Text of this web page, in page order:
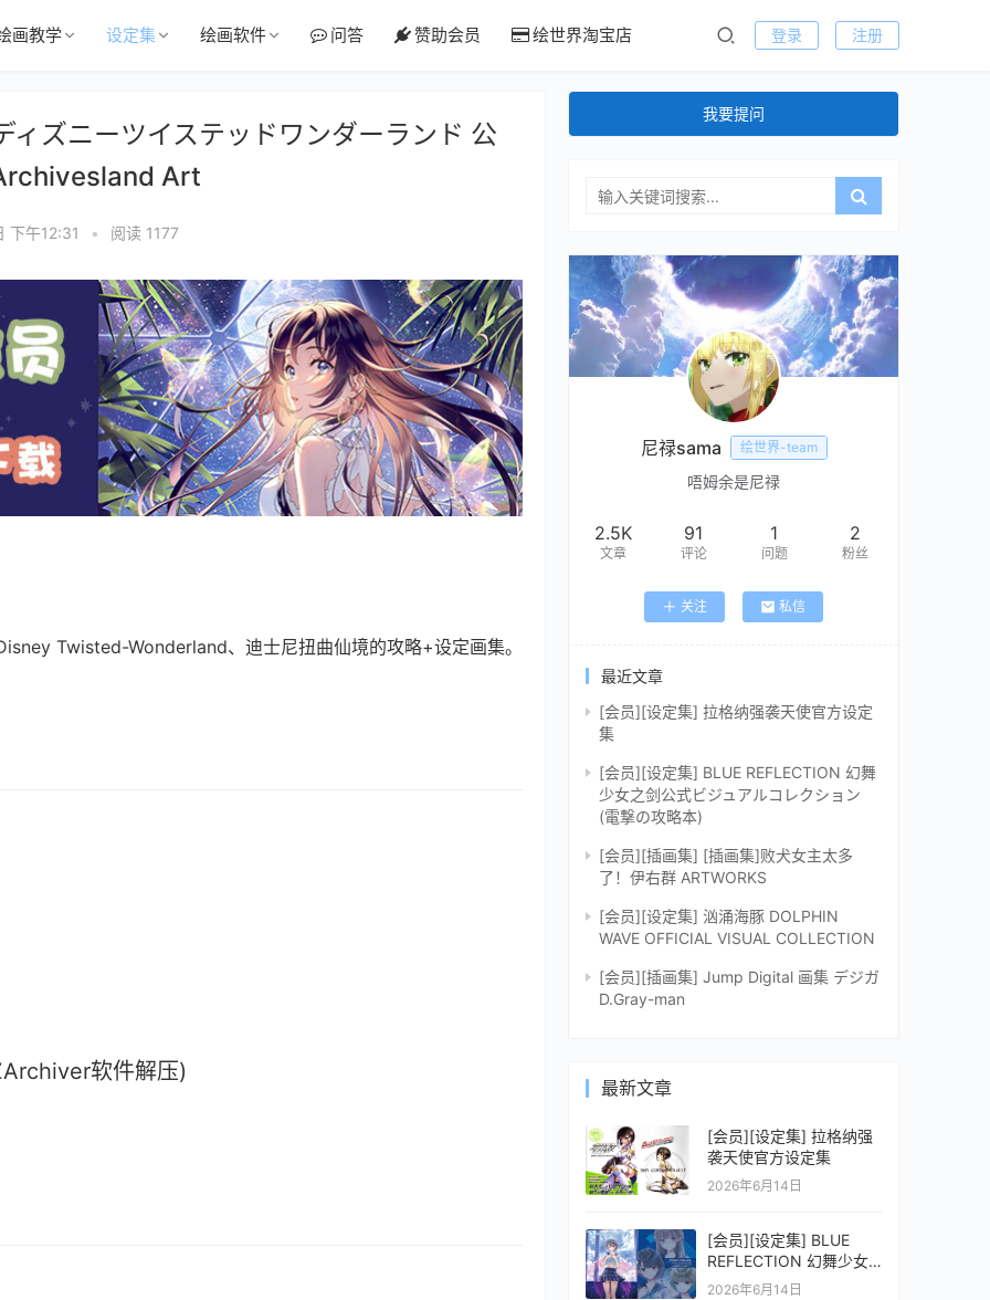
画教学 设定集 绘画软件 问答 赞助会员 绘世界淘宝店 登录 注册
ズニーツイステッドワンダーランド 公
Art
下午12:31 • 阅读 1177
Twisted-Wonderland、迪士尼扭曲仙境的攻略+设定画集。
软件解压)
我要提问
尼禄sama 绘世界-team
唔姆余是尼禄
2.5K
文章
91
评论
1
问题
2
粉丝
关注 私信
最近文章
[会员][设定集] 拉格纳强袭天使官方设定
集
[会员][设定集] BLUE REFLECTION 幻舞
少女之剑公式ビジュアルコレクション
(電撃の攻略本)
[会员][插画集] [插画集]败犬女主太多
了！伊右群 ARTWORKS
[会员][设定集] 汹涌海豚 DOLPHIN
WAVE OFFICIAL VISUAL COLLECTION
[会员][插画集] Jump Digital 画集 デジガ
D.Gray-man
最新文章
[会员][设定集] 拉格纳强
袭天使官方设定集
2026年6月14日
[会员][设定集] BLUE
REFLECTION 幻舞少女
之剑公式ビジュアルコレ
2026年6月14日